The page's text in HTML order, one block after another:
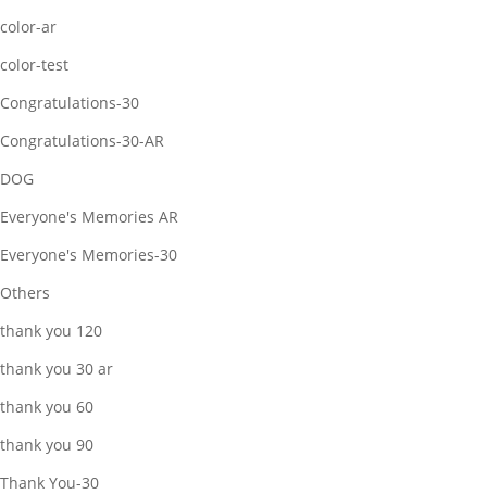
color-ar
color-test
Congratulations-30
Congratulations-30-AR
DOG
Everyone's Memories AR
Everyone's Memories-30
Others
thank you 120
thank you 30 ar
thank you 60
thank you 90
Thank You-30